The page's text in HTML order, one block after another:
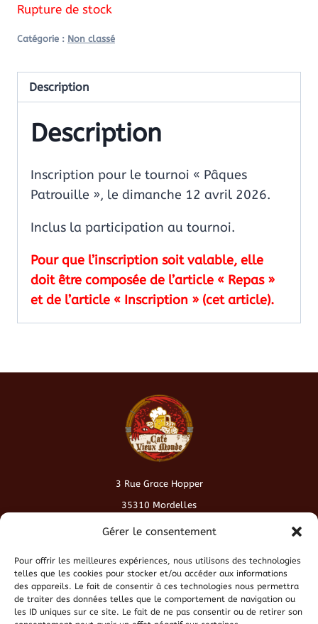
Gérer le consentement
Pour offrir les meilleures expériences, nous utilisons des technologies
telles que les cookies pour stocker et/ou accéder aux informations
des appareils. Le fait de consentir à ces technologies nous permettra
de traiter des données telles que le comportement de navigation ou
les ID uniques sur ce site. Le fait de ne pas consentir ou de retirer son
Rupture de stock
Catégorie : Non classé
Description
Description
Inscription pour le tournoi « Pâques
Patrouille », le dimanche 12 avril 2026.
Inclus la participation au tournoi.
Pour que l’inscription soit valable, elle
doit être composée de l’article « Repas »
et de l’article « Inscription » (cet article).
3 Rue Grace Hopper
35310 Mordelles
contact@cafeduvieuxmonde.fr
Conditions générales de vente
Politique de cookies